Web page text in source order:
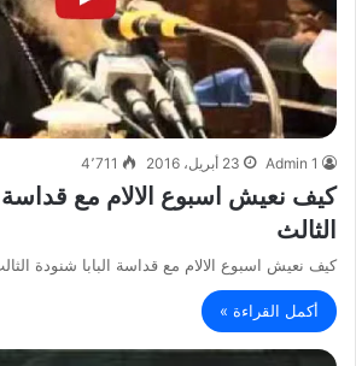
Admin 1 23 أبريل، 2016 4٬711
كيف نعيش اسبوع الالام مع قداسة
الثالث
كيف نعيش اسبوع الالام مع قداسة البابا شنودة
أكمل القراءة »